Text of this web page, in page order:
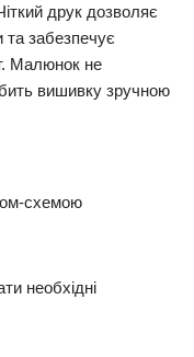
друк дозволяє
та забезпечує
Малюнок не
вишивку зручною
схемою
необхідні